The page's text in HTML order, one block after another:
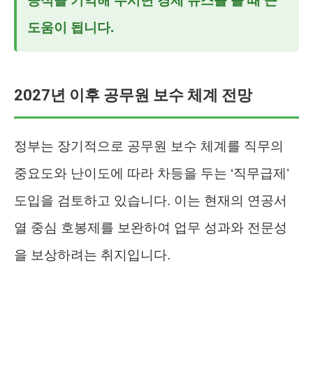
도움이 됩니다.
2027년 이후 공무원 보수 체계 전망
정부는 장기적으로 공무원 보수 체계를 직무의
중요도와 난이도에 따라 차등을 두는 ‘직무급제’
도입을 검토하고 있습니다. 이는 현재의 연공서
열 중심 호봉제를 보완하여 업무 성과와 전문성
을 보상하려는 취지입니다.